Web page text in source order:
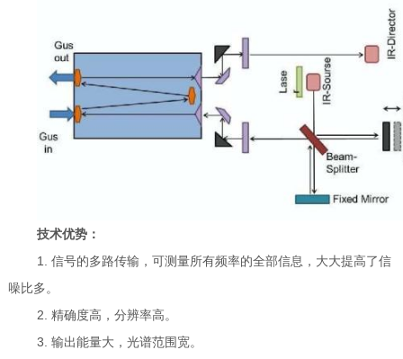
技术优势：
1. 信号的多路传输，可测量所有频率的全部信息，大大提高了信
噪比多。
2. 精确度高，分辨率高。
3. 输出能量大，光谱范围宽。